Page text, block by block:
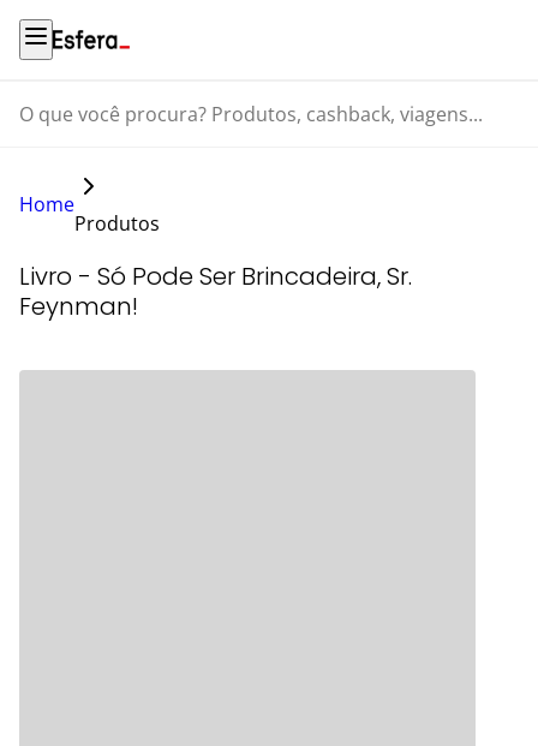
O que você procura? Produtos, cashback, viagens...
Home
Produtos
Livro - Só Pode Ser Brincadeira, Sr.
Feynman!